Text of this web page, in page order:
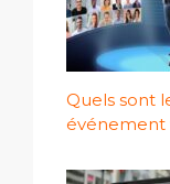
Quels sont
événement